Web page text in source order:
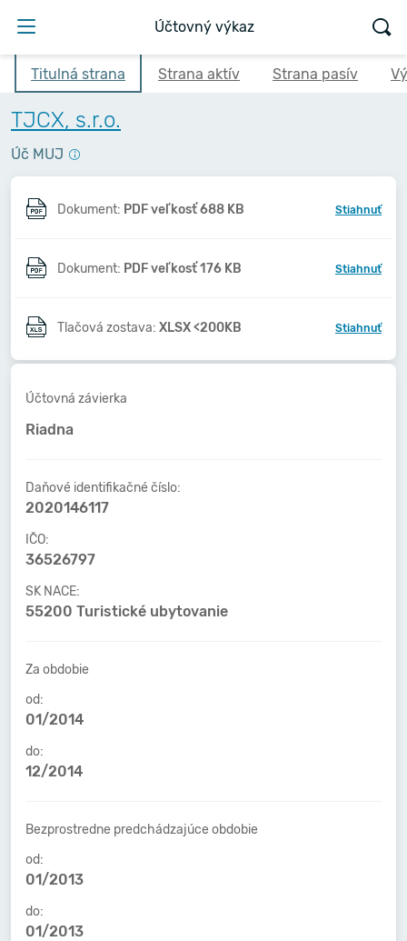
Účtovný výkaz
Titulná strana Strana aktív Strana pasív
TJCX, s.r.o.
Úč MUJ
Dokument: PDF veľkosť 688 KB Stiahnuť
Dokument: PDF veľkosť 176 KB Stiahnuť
Tlačová zostava: XLSX <200KB Stiahnuť
Účtovná závierka
Riadna
Daňové identifikačné číslo:
2020146117
IČO:
36526797
SK NACE:
55200 Turistické ubytovanie
Za obdobie
od:
01/2014
do:
12/2014
Bezprostredne predchádzajúce obdobie
od:
01/2013
do:
01/2013